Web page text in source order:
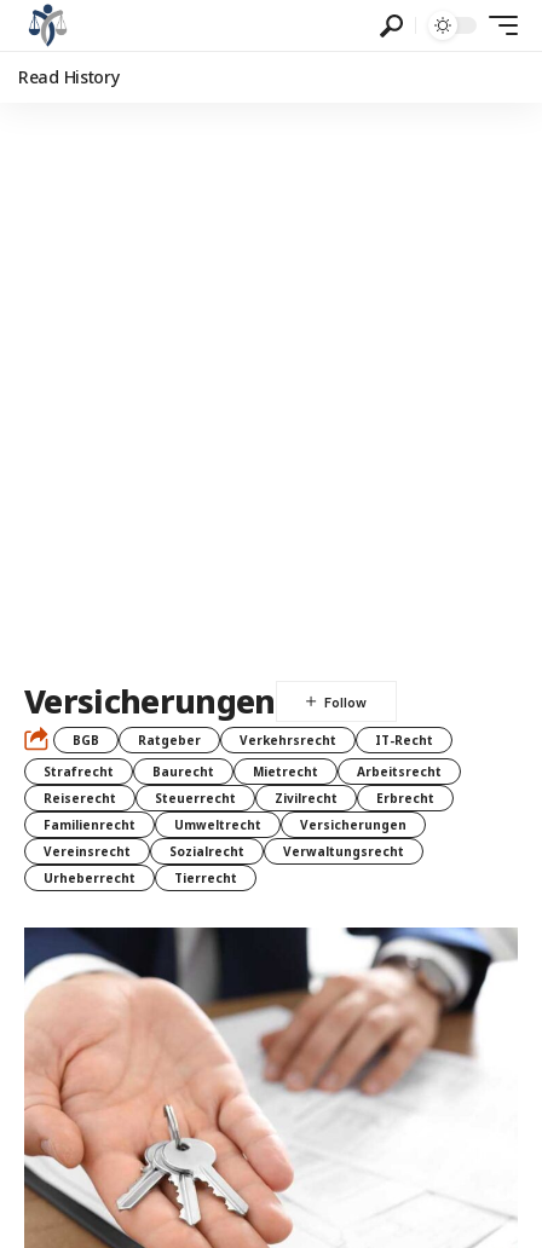
Read History
Versicherungen
BGB Ratgeber Verkehrsrecht
IT-Recht
Strafrecht
Baurecht Mietrecht
Arbeitsrecht
Reiserecht
Steuerrecht Zivilrecht
Erbrecht
Familienrecht
Umweltrecht
Versicherungen
Vereinsrecht
Sozialrecht
Verwaltungsrecht
Urheberrecht
Tierrecht